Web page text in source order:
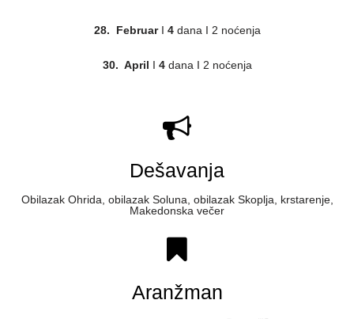
28. Februar I 4dana I 2 noćenja
30. April I 4dana I 2 noćenja
Dešavanja
Obilazak Ohrida, obilazak Soluna, obilazak Skoplja, krstarenje,
Makedonska večer
Aranžman